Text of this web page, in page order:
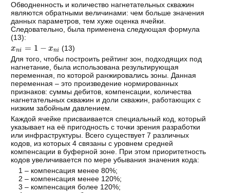
Обводненность и количество нагнетательных скважин
являются обратными величинами: чем больше значения
данных параметров, тем хуже оценка ячейки.
Следовательно, была применена следующая формула
(13):
xni= −
(13)
Для того, чтобы построить рейтинг зон, подходящих под
нагнетание, была использована результирующая
переменная, по которой ранжировались зоны. Данная
переменная – это произведение нормированных
признаков: суммы дебитов, компенсации, количества
нагнетательных скважин и доли скважин, работающих с
низким забойным давлением.
Каждой ячейке присваивается специальный код, который
указывает на её пригодность с точки зрения разработки
или инфраструктуры. Всего существует 7 различных
кодов, из которых 4 связаны с уровнем средней
компенсации в буферной зоне. При этом приоритетность
кодов увеличивается по мере убывания значения кода:
1 – компенсация менее 80%;
2 – компенсация менее 120%;
3 – компенсация более 120%;